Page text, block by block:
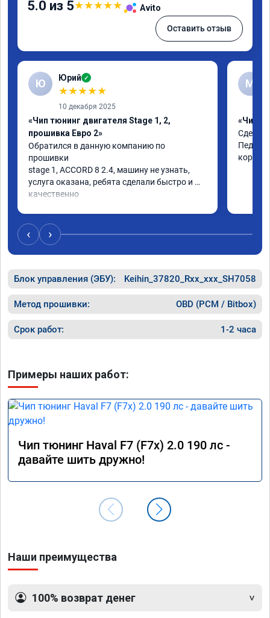
5.0 из 5★★★★★ Avito
Оставить отзыв
Ю Юрий ✓
★★★★★
10 декабря 2025
«Чип тюнинг двигателя Stage 1, 2,
прошивка Евро 2»
Обратился в данную компанию по
прошивки
stage 1, ACCORD 8 2.4, машину не узнать,
услуга оказана, ребята сделали быстро и
качественно
М
«Чип
Педаль
‹ ›
Блок управления (ЭБУ): Keihin_37820_Rxx_xxx_SH7058
Метод прошивки: OBD (PCM / Bitbox)
Срок работ: 1-2 часа
Примеры наших работ:
Чип тюнинг Haval F7 (F7x) 2.0 190 лс -
давайте шить дружно!
Наши преимущества
100% возврат денег